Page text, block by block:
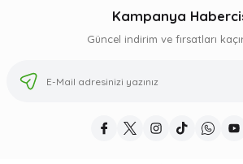
Kampanya
Güncel indirim ve fırsatları